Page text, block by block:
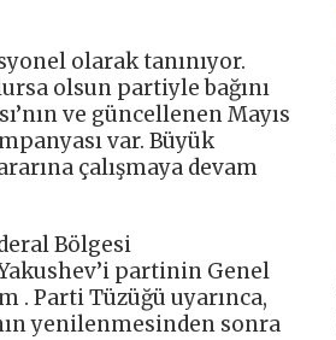
olarak tanınıyor.
olsun partiyle bağını
ve güncellenen Mayıs
var. Büyük
çalışmaya devam
Bölgesi
partinin Genel
. Parti Tüzüğü uyarınca,
yenilenmesinden sonra